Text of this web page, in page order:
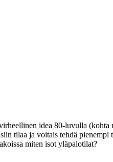
idea 80-luvulla (kohta
tilaa ja voitais tehdä pienempi
miten isot yläpalotilat?